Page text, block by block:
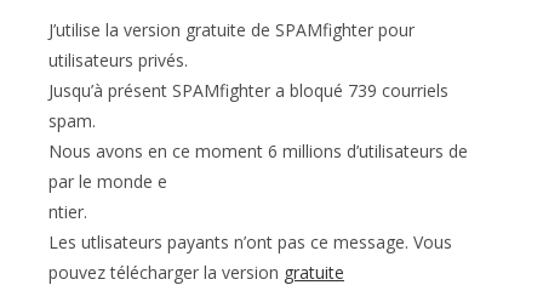
J’utilise la version gratuite de SPAMfighter pour
utilisateurs privés.
Jusqu’à présent SPAMfighter a bloqué 739 courriels
spam.
Nous avons en ce moment 6 millions d’utilisateurs de
par le monde e
ntier.
Les utlisateurs payants n’ont pas ce message. Vous
pouvez télécharger la version gratuite